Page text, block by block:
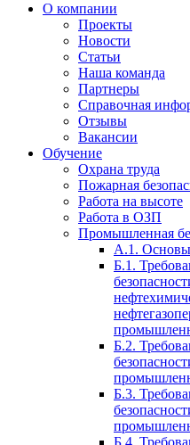
О компании
Проекты
Новости
Статьи
Наша команда
Партнеры
Справочная
Отзывы
Вакансии
Обучение
Охрана труда
Пожарная
Работа на высоте
Работа в ОЗП
Промышленная
А.1.
Б.1.
Б.2.
Б.3.
Б.4.